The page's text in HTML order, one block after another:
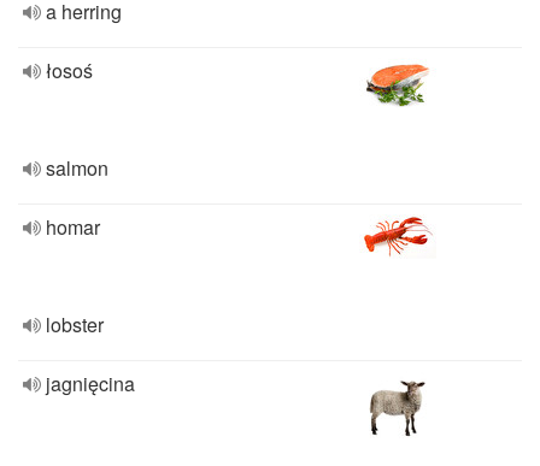
a herring
łosoś
salmon
homar
lobster
jagnięcina